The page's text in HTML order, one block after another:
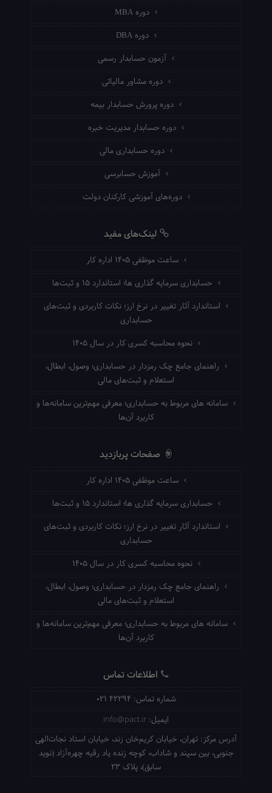
دوره MBA
دوره DBA
آزمون حسابدار رسمی
دوره مشاور مالیاتی
دوره پرورش حسابدار بیمه
دوره حسابدار مدیریت خبره
دوره حسابداری مالی
آموزش حسابرسی
دوره‌های آموزشی کارکنان دولت
لینک‌های مفید
ساعت موظفی ۱۴۰۵ اداره کار
حسابداری سرمایه گذاری ها؛ استاندارد ۱۵ و ثبت‌ها
استاندارد آثار تغییر در نرخ ارز؛ نکات کاربردی و ثبت‌های
حسابداری
نحوه محاسبه کسری کار در سال ۱۴۰۵
راهنمای جامع چک رمزدار در حسابداری؛ وصول، ابطال،
استعلام و ثبت‌های مالی
سامانه های مربوط به حسابداری؛ معرفی مهم‌ترین سامانه‌ها و
کاربرد آن‌ها
صفحات پربازدید
ساعت موظفی ۱۴۰۵ اداره کار
حسابداری سرمایه گذاری ها؛ استاندارد ۱۵ و ثبت‌ها
استاندارد آثار تغییر در نرخ ارز؛ نکات کاربردی و ثبت‌های
حسابداری
نحوه محاسبه کسری کار در سال ۱۴۰۵
راهنمای جامع چک رمزدار در حسابداری؛ وصول، ابطال،
استعلام و ثبت‌های مالی
سامانه های مربوط به حسابداری؛ معرفی مهم‌ترین سامانه‌ها و
کاربرد آن‌ها
اطلاعات تماس
شماره تماس: 021 42294
ایمیل: info@pact.ir
آدرس مرکز: تهران، خیابان کریم‌خان زند، خیابان استاد نجات‌الهی
جنوبی، بین سپند و شاداب، کوچه زنده یاد رقیه چهره‌آزاد (نوید
سابق)، پلاک 23